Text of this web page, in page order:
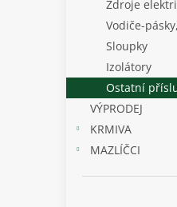
l
Zdroje
Vodiče-
Sloupky
Izolátory
Ostatní
VÝPRODEJ
KRMIVA
MAZLÍČCI